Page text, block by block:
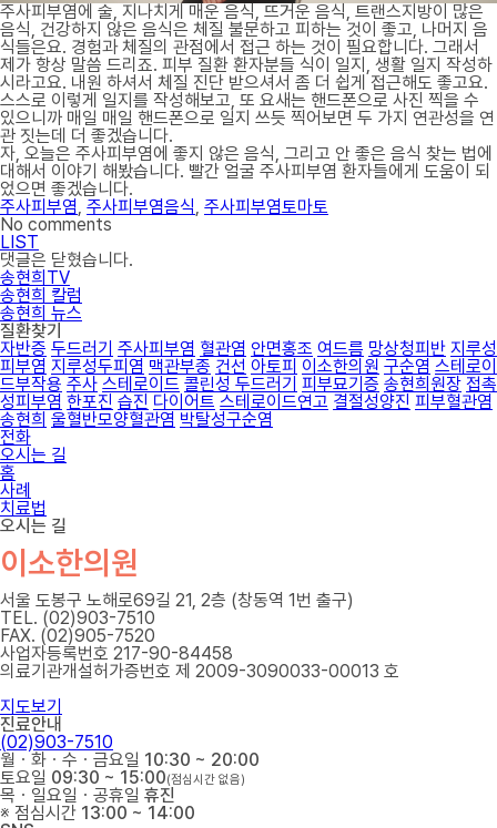
주사피부염에 술, 지나치게 매운 음식, 뜨거운 음식, 트랜스지방이 많은
음식, 건강하지 않은 음식은 체질 불문하고 피하는 것이 좋고, 나머지 음
식들은요. 경험과 체질의 관점에서 접근 하는 것이 필요합니다. 그래서
제가 항상 말씀 드리죠. 피부 질환 환자분들 식이 일지, 생활 일지 작성하
시라고요. 내원 하셔서 체질 진단 받으셔서 좀 더 쉽게 접근해도 좋고요.
스스로 이렇게 일지를 작성해보고, 또 요새는 핸드폰으로 사진 찍을 수
있으니까 매일 매일 핸드폰으로 일지 쓰듯 찍어보면 두 가지 연관성을 연
관 짓는데 더 좋겠습니다.
자, 오늘은 주사피부염에 좋지 않은 음식, 그리고 안 좋은 음식 찾는 법에
대해서 이야기 해봤습니다. 빨간 얼굴 주사피부염 환자들에게 도움이 되
었으면 좋겠습니다.
주사피부염, 주사피부염음식, 주사피부염토마토
No comments
LIST
댓글은 닫혔습니다.
송현희TV
송현희 칼럼
송현희 뉴스
질환찾기
자반증 두드러기 주사피부염 혈관염 안면홍조 여드름 망상청피반 지루성
피부염 지루성두피염 맥관부종 건선 아토피 이소한의원 구순염 스테로이
드부작용 주사 스테로이드 콜린성 두드러기 피부묘기증 송현희원장 접촉
성피부염 한포진 습진 다이어트 스테로이드연고 결절성양진 피부혈관염
송현희 울혈반모양혈관염 박탈성구순염
전화
오시는 길
홈
사례
치료법
오시는 길
이소한의원
서울 도봉구 노해로69길 21, 2층 (창동역 1번 출구)
TEL. (02)903-7510
FAX. (02)905-7520
사업자등록번호 217-90-84458
의료기관개설허가증번호 제 2009-3090033-00013 호
지도보기
진료안내
(02)903-7510
월ㆍ화ㆍ수ㆍ금요일 10:30 ~ 20:00
토요일 09:30 ~ 15:00(점심시간 없음)
목ㆍ일요일ㆍ공휴일 휴진
※ 점심시간 13:00 ~ 14:00